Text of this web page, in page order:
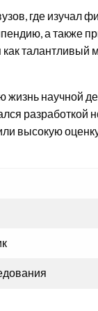
где изучал
а также
талантливый
научной
разработкой
высокую